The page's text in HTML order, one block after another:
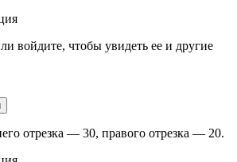
войдите, чтобы увидеть ее и другие
отрезка — 30, правого отрезка — 20.